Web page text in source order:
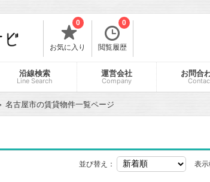
お気に入り
0
閲覧履歴
0
沿線検索
Line Search
運営会社
Company
お問合
名古屋市の賃貸物件一覧ページ
並び替え： 表示